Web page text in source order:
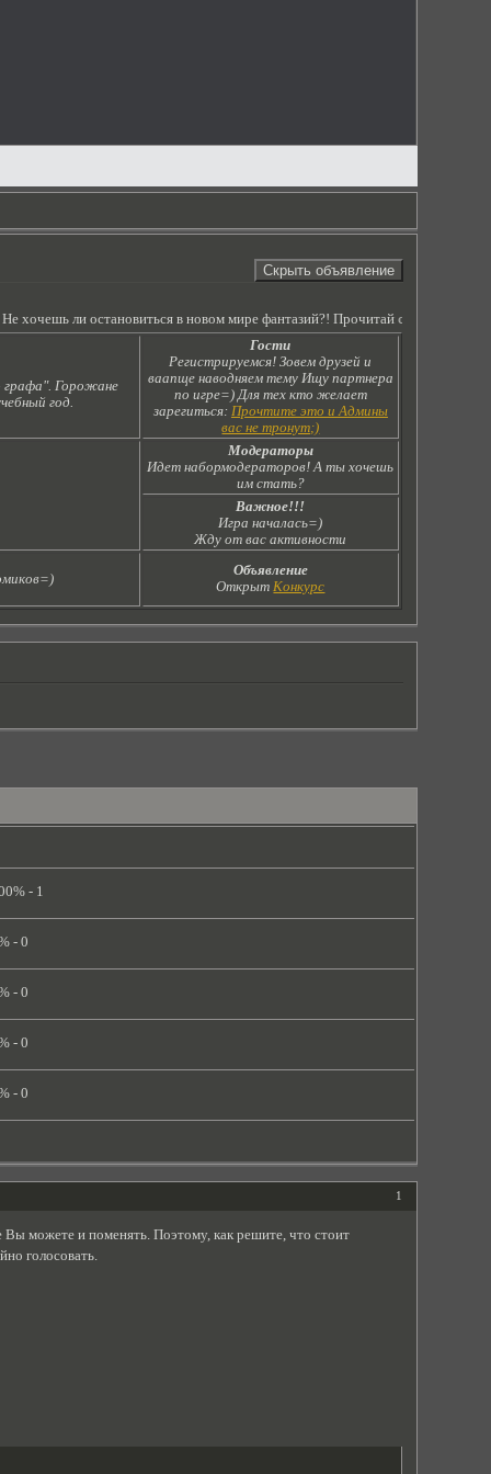
ли остановиться в новом мире фантазий?! Прочитай сюжет и ты поймешь,
графа". Горожане
год.
Гости
Регистрируемся! Зовем друзей и
ваапще наводняем тему Ищу партнера
по игре=) Для тех кто желает
зарегиться: Прочтите это и Админы
вас не тронут;)
Модераторы
Идет набормодераторов! А ты хочешь
им стать?
Важное!!!
Игра началась=)
Жду от вас активности
Объявление
ОткрытКонкурс
- 1
- 0
- 0
- 0
- 0
1
можете и поменять. Поэтому, как решите, что стоит
голосовать.